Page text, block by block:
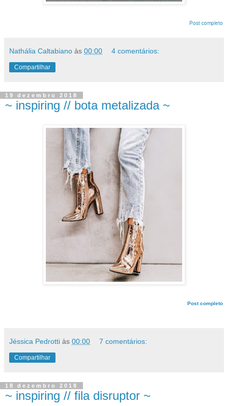
Post completo
Nathália Caltabiano às 00:00 4 comentários:
Compartilhar
19 dezembro 2018
~ inspiring // bota metalizada ~
Post completo
Jéssica Pedrotti às 00:00 7 comentários:
Compartilhar
18 dezembro 2018
~ inspiring // fila disruptor ~